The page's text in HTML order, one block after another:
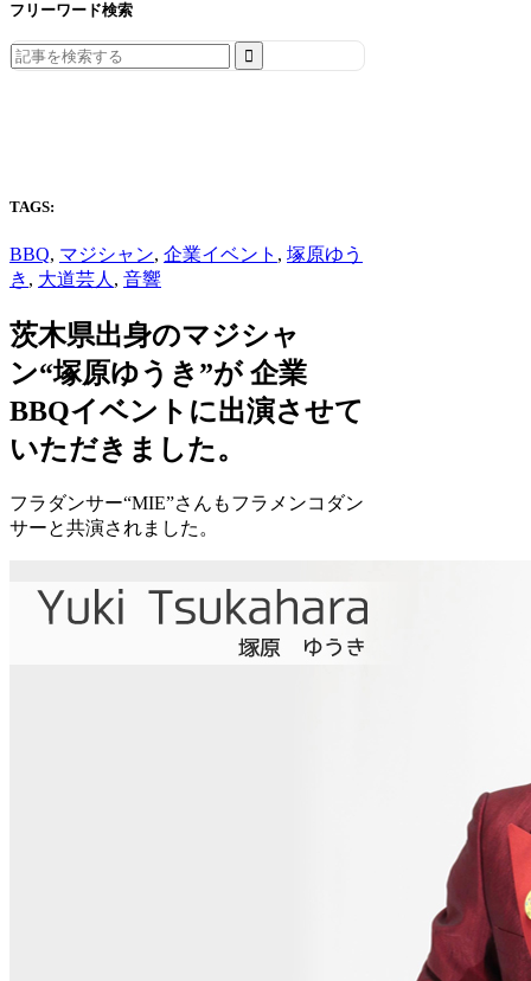
フリーワード検索
Search
for:
TAGS:
BBQ, マジシャン, 企業イベント , 塚原ゆう
き , 大道芸人 , 音響
茨木県出身のマジシャ
ン“塚原ゆうき”が 企業
BBQイベントに出演させて
いただきました。
フラダンサー“MIE”さんもフラメンコダン
サーと共演されました。